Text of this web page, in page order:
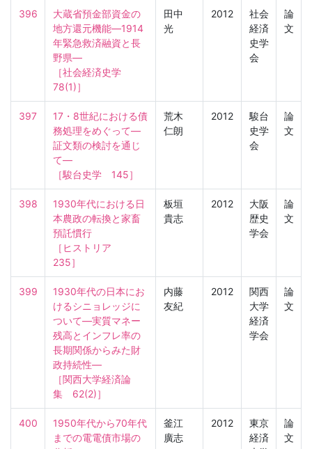
396
大蔵省預金部資金の
地方還元機能―1914
年緊急救済融資と長
野県―
［社会経済史学
78(1)］
田中
光
2012
社会
経済
史学
会
論
文
397
17・8世紀における債
務処理をめぐって―
証文類の検討を通じ
て―
［駿台史学　145］
荒木
仁朗
2012
駿台
史学
会
論
文
398
1930年代における日
本農政の転換と家畜
預託慣行
［ヒストリア
235］
板垣
貴志
2012
大阪
歴史
学会
論
文
399
1930年代の日本にお
けるシニョレッジに
ついて―実質マネー
残高とインフレ率の
長期関係からみた財
政持続性―
［関西大学経済論
集　62(2)］
内藤
友紀
2012
関西
大学
経済
学会
論
文
400
1950年代から70年代
までの電電債市場の
釜江
廣志
2012
東京
経済
論
文